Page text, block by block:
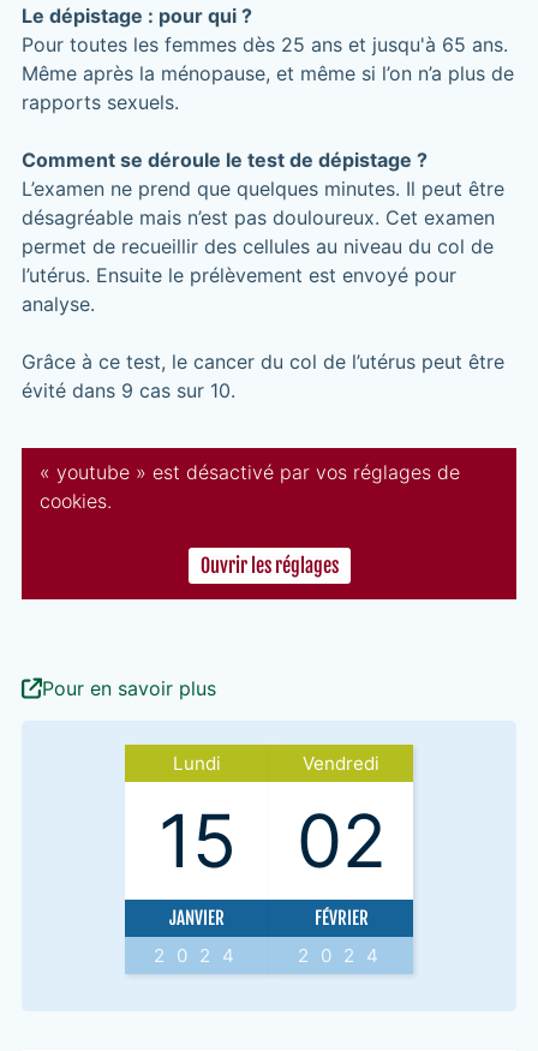
Le dépistage : pour qui ?
Pour toutes les femmes dès 25 ans et jusqu'à 65 ans.
Même après la ménopause, et même si l’on n’a plus de
rapports sexuels.
Comment se déroule le test de dépistage ?
L’examen ne prend que quelques minutes. Il peut être
désagréable mais n’est pas douloureux. Cet examen
permet de recueillir des cellules au niveau du col de
l’utérus. Ensuite le prélèvement est envoyé pour
analyse.
Grâce à ce test, le cancer du col de l’utérus peut être
évité dans 9 cas sur 10.
« youtube » est désactivé par vos réglages de
cookies.
Ouvrir les réglages
Pour en savoir plus
Lundi
15
JANVIER
2024
Vendredi
02
FÉVRIER
2024